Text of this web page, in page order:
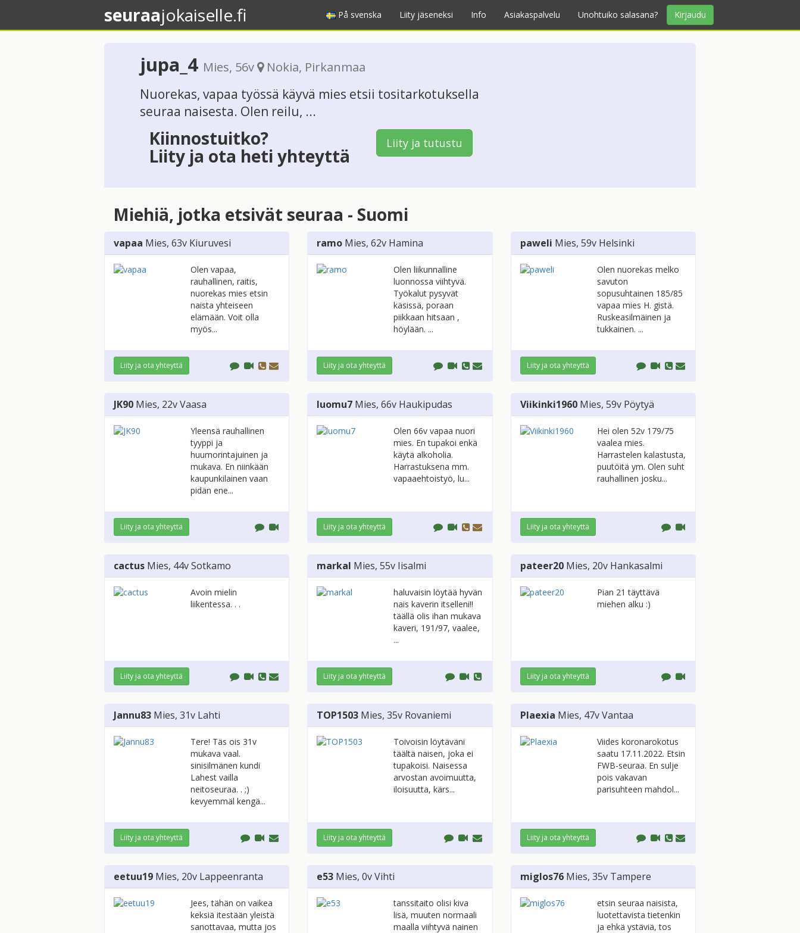
seuraajokaiselle.fi På svenska Liity jäseneksi Info Asiakaspalvelu Unohtuiko salasana? Kirjaudu
jupa_4 Mies, 56v Nokia, Pirkanmaa
Nuorekas, vapaa työssä käyvä mies etsii tositarkotuksella
seuraa naisesta. Olen reilu, ...
Kiinnostuitko?
Liity ja ota heti yhteyttä
Liity ja tutustu
Miehiä, jotka etsivät seuraa - Suomi
vapaa Mies, 63v Kiuruvesi
Olen vapaa,
rauhallinen, raitis,
nuorekas mies etsin
naista yhteiseen
elämään. Voit olla
myös...
Liity ja ota yhteyttä
ramo Mies, 62v Hamina
Olen liikunnalline
luonnossa viihtyvä.
Työkalut pysyvät
käsissä, poraan
piikkaan hitsaan ,
höylään. ...
Liity ja ota yhteyttä
paweli Mies, 59v Helsinki
Olen nuorekas melko
savuton
sopusuhtainen 185/85
vapaa mies H. gistä.
Ruskeasilmäinen ja
tukkainen. ...
Liity ja ota yhteyttä
JK90 Mies, 22vVaasa
Yleensä rauhallinen
tyyppi ja
huumorintajuinen ja
mukava. En niinkään
kaupunkilainen vaan
pidän ene...
Liity ja ota yhteyttä
luomu7 Mies, 66v Haukipudas
Olen 66v vapaa nuori
mies. En tupakoi enkä
käytä alkoholia.
Harrastuksena mm.
vapaaehtoistyö, lu...
Liity ja ota yhteyttä
Viikinki1960 Mies, 59v Pöytyä
Hei olen 52v 179/75
vaalea mies.
Harrastelen kalastusta,
puutöitä ym. Olen suht
rauhallinen josku...
Liity ja ota yhteyttä
cactus Mies, 44vSotkamo
Avoin mielin
liikentessa. . .
Liity ja ota yhteyttä
markal Mies, 55v Iisalmi
haluvaisin löytää hyvän
nais kaverin itselleni!!
täällä olis ihan mukava
kaveri, 191/97, vaalee,
...
Liity ja ota yhteyttä
pateer20 Mies, 20v Hankasalmi
Pian 21 täyttävä
miehen alku :)
Liity ja ota yhteyttä
Jannu83 Mies, 31v Lahti
Tere! Täs ois 31v
mukava vaal.
sinisilmänen kundi
Lahest vailla
neitoseuraa. . ;)
kevyemmäl kengä...
Liity ja ota yhteyttä
TOP1503 Mies, 35v Rovaniemi
Toivoisin löytäväni
täältä naisen, joka ei
tupakoisi. Naisessa
arvostan avoimuutta,
iloisuutta, kärs...
Liity ja ota yhteyttä
Plaexia Mies, 47vVantaa
Viides koronarokotus
saatu 17.11.2022. Etsin
FWB-seuraa. En sulje
pois vakavan
parisuhteen mahdol...
Liity ja ota yhteyttä
eetuu19 Mies, 20v Lappeenranta
Jees, tähän on vaikea
keksiä itestään yleistä
sanottavaa, mutta jos
e53 Mies, 0vVihti
tanssitaito olisi kiva
lisä, muuten normaali
maalla viihtyvä nainen
miglos76 Mies, 35v Tampere
etsin seuraa naisista,
luotettavista tietenkin
ja ehkä ystäviä, tos